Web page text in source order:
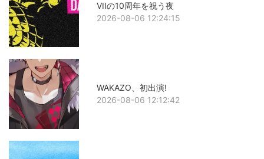
VIIの10周年を祝う夜
2026-08-06 12:24:15
WAKAZO、初出演!
2026-08-06 12:12:42